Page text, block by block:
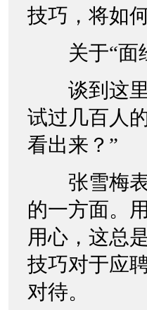
技巧，将如
关于“面
谈到这里
试过几百人
看出来？”
张雪梅表
的一方面。
用心，这总
技巧对于应
对待。